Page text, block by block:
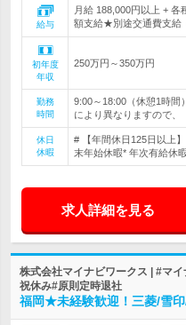
給与
月給 188,000円以上 +
額支給★別途交通費支給
初年度
年収
250万円～350万円
勤務
時間
9:00～18:00（休憩1時
により異なりますので
休日
休暇
# 【年間休日125日以上
末年始休暇* 年次有給休
求人詳細を見る
株式会社マイナビワークス | #マ
祝休み#原則定時退社
福岡★未経験歓迎！三菱/雪印